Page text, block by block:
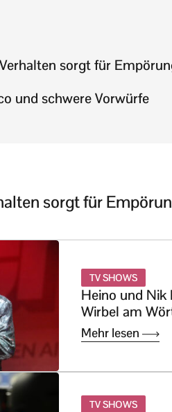
sorgt für
und schwere Vorwürfe
sorgt für
TV SHOWS
Heino und Nik
Wirbel am
Mehr lesen
TV SHOWS